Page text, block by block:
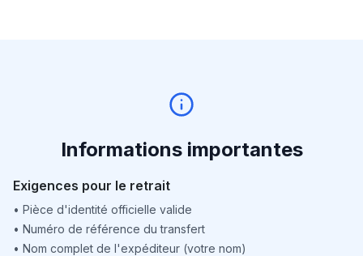
Informations importantes
Exigences pour le retrait
• Pièce d'identité officielle valide
• Numéro de référence du transfert
• Nom complet de l'expéditeur (votre nom)